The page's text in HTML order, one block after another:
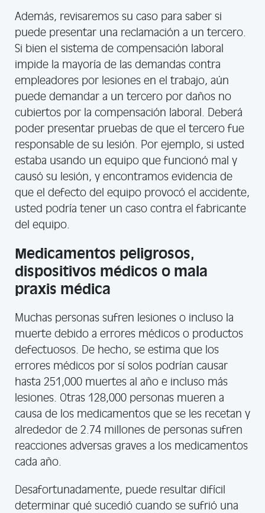
Además, revisaremos su caso para saber si
puede presentar una reclamación a un tercero.
Si bien el sistema de compensación laboral
impide la mayoría de las demandas contra
empleadores por lesiones en el trabajo, aún
puede demandar a un tercero por daños no
cubiertos por la compensación laboral. Deberá
poder presentar pruebas de que el tercero fue
responsable de su lesión. Por ejemplo, si usted
estaba usando un equipo que funcionó mal y
causó su lesión, y encontramos evidencia de
que el defecto del equipo provocó el accidente,
usted podría tener un caso contra el fabricante
del equipo.
Medicamentos peligrosos,
dispositivos médicos o mala
praxis médica
Muchas personas sufren lesiones o incluso la
muerte debido a errores médicos o productos
defectuosos. De hecho, se estima que los
errores médicos por sí solos podrían causar
hasta 251,000 muertes al año e incluso más
lesiones. Otras 128,000 personas mueren a
causa de los medicamentos que se les recetan y
alrededor de 2.74 millones de personas sufren
reacciones adversas graves a los medicamentos
cada año.
Desafortunadamente, puede resultar difícil
determinar qué sucedió cuando se sufrió una